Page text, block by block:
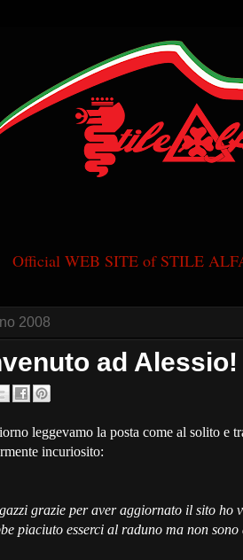
Official WEB SITE of STILE
2008
ad Alessio!
leggevamo la posta come al solito e
incuriosito:
grazie per aver aggiornato il sito ho
piaciuto esserci al raduno ma non